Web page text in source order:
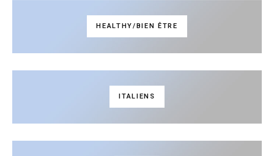
HEALTHY/BIEN ÊTRE
ITALIENS